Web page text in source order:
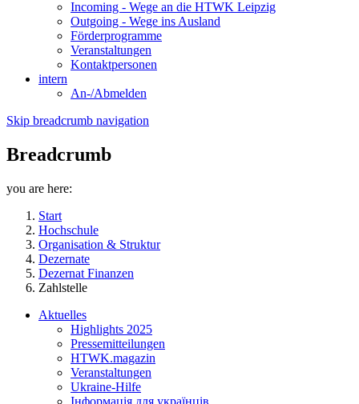
Incoming - Wege an die HTWK Leipzig
Outgoing - Wege ins Ausland
Förderprogramme
Veranstaltungen
Kontaktpersonen
intern
An-/Abmelden
Skip breadcrumb navigation
Breadcrumb
you are here:
Start
Hochschule
Organisation & Struktur
Dezernate
Dezernat Finanzen
Zahlstelle
Aktuelles
Highlights 2025
Pressemitteilungen
HTWK.magazin
Veranstaltungen
Ukraine-Hilfe